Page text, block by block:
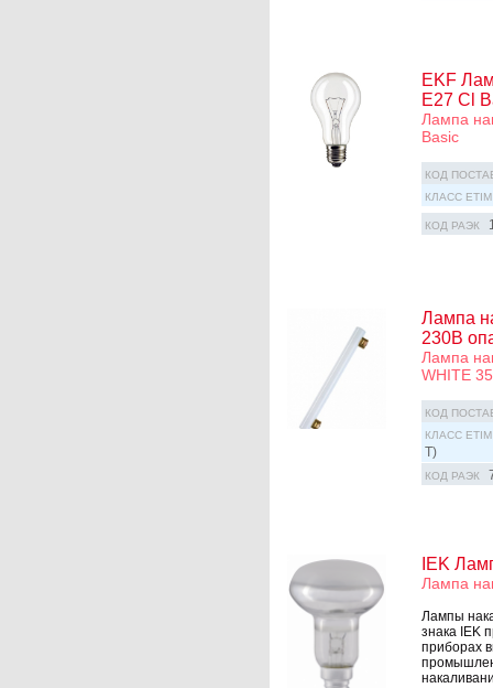
EKF
Е27 Cl
Лампа
Basic
КОД
КЛАСС ETIM
КОД РАЭК
Лампа
230В
Лампа
WHITE
КОД
КЛАСС ETIM
T)
КОД РАЭК
IEK
Лампа
Лампы
знака IEK
приборах